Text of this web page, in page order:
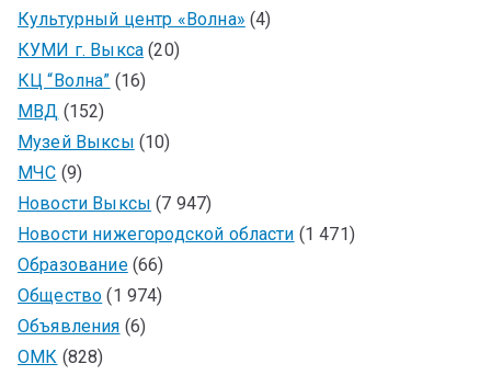
Культурный центр «Волна» (4)
КУМИ г. Выкса (20)
КЦ “Волна” (16)
МВД (152)
Музей Выксы (10)
МЧС (9)
Новости Выксы (7 947)
Новости нижегородской области (1 471)
Образование(66)
Общество (1 974)
Объявления (6)
ОМК (828)